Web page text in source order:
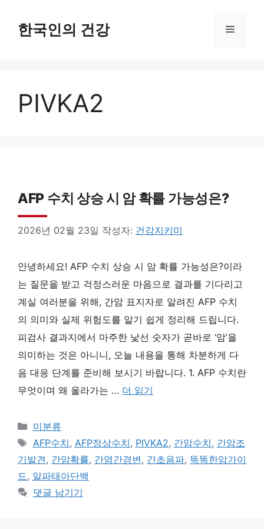
한국인의 건강 메
PIVKA2
AFP 수치 상승 시 암 확률 가능성은?
2026년 02월 23일 작성자: 건강지키미
안녕하세요! AFP 수치 상승 시 암 확률 가능성은?이라
는 질문을 받고 걱정스러운 마음으로 결과를 기다리고
계실 여러분을 위해, 간암 표지자로 알려진 AFP 수치
의 의미와 실제 위험도를 알기 쉽게 정리해 드립니다.
피검사 결과지에서 마주한 낯선 숫자가 곧바로 ‘암’을
의미하는 것은 아니니, 오늘 내용을 통해 차분하게 다
음 대응 단계를 준비해 보시기 바랍니다. 1. AFP 수치란
무엇이며 왜 올라가는 … 더 읽기
카
테
고
리
미분류
태
그
AFP수치, AFP정상수치, PIVKA2, 간암수치, 간암조
기발견, 간암확률, 간염간경변, 간초음파, 똑똑한암가이
드, 알파태아단백
댓글 남기기